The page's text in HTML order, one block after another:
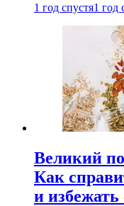
1 год спустя1 год
Великий
Как
и избежать